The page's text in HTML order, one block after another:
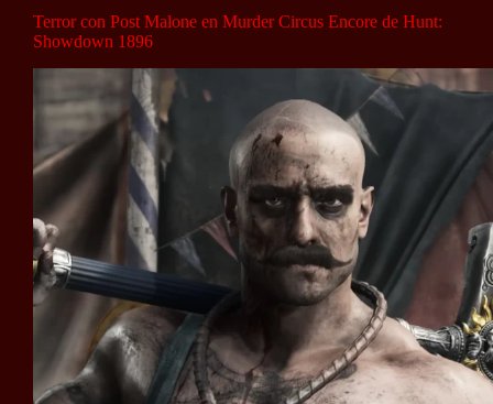
Terror con Post Malone en Murder Circus Encore de Hunt:
Showdown 1896